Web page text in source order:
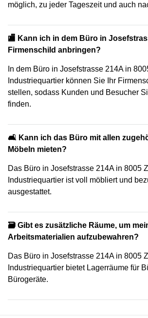
möglich, zu jeder Tageszeit und auch
🏬 Kann ich in dem Büro in
Firmenschild anbringen?
In dem Büro in Josefstrasse 214A in
Industriequartier können Sie Ihr
stellen, sodass Kunden und Besucher
finden.
🛋️ Kann ich das Büro mit allen
Möbeln mieten?
Das Büro in Josefstrasse 214A in 8005
Industriequartier ist voll möbliert und
ausgestattet.
🗃️ Gibt es zusätzliche Räume, um
Arbeitsmaterialien aufzubewahren?
Das Büro in Josefstrasse 214A in 8005
Industriequartier bietet Lagerräume für
Bürogeräte.